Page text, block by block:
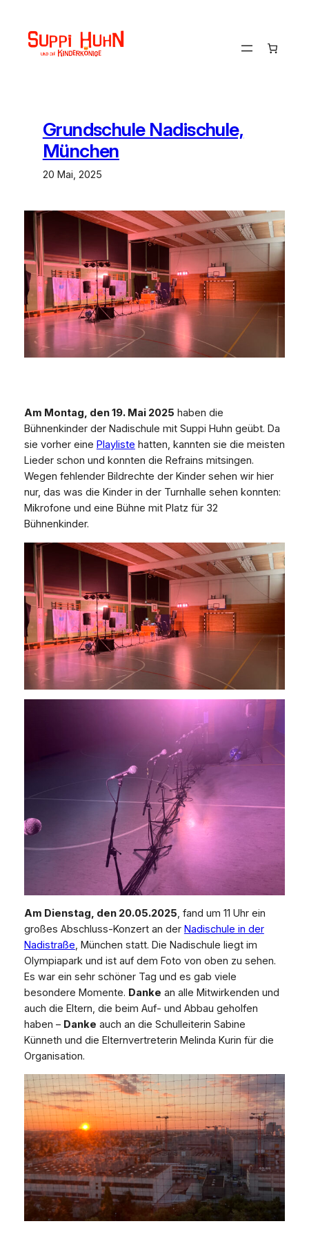
springen
Grundschule Nadischule,
München
20 Mai, 2025
Am Montag, den 19. Mai 2025 haben die
Bühnenkinder der Nadischule mit Suppi Huhn geübt. Da
sie vorher eine Playliste hatten, kannten sie die meisten
Lieder schon und konnten die Refrains mitsingen.
Wegen fehlender Bildrechte der Kinder sehen wir hier
nur, das was die Kinder in der Turnhalle sehen konnten:
Mikrofone und eine Bühne mit Platz für 32
Bühnenkinder.
Am Dienstag, den 20.05.2025 , fand um 11 Uhr ein
großes Abschluss-Konzert an der Nadischule in der
Nadistraße , München statt. Die Nadischule liegt im
Olympiapark und ist auf dem Foto von oben zu sehen.
Es war ein sehr schöner Tag und es gab viele
besondere Momente. Danke an alle Mitwirkenden und
auch die Eltern, die beim Auf- und Abbau geholfen
haben – Danke auch an die Schulleiterin Sabine
Künneth und die Elternvertreterin Melinda Kurin für die
Organisation.